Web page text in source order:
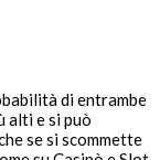
di entrambe
alti e si può
se si scommette